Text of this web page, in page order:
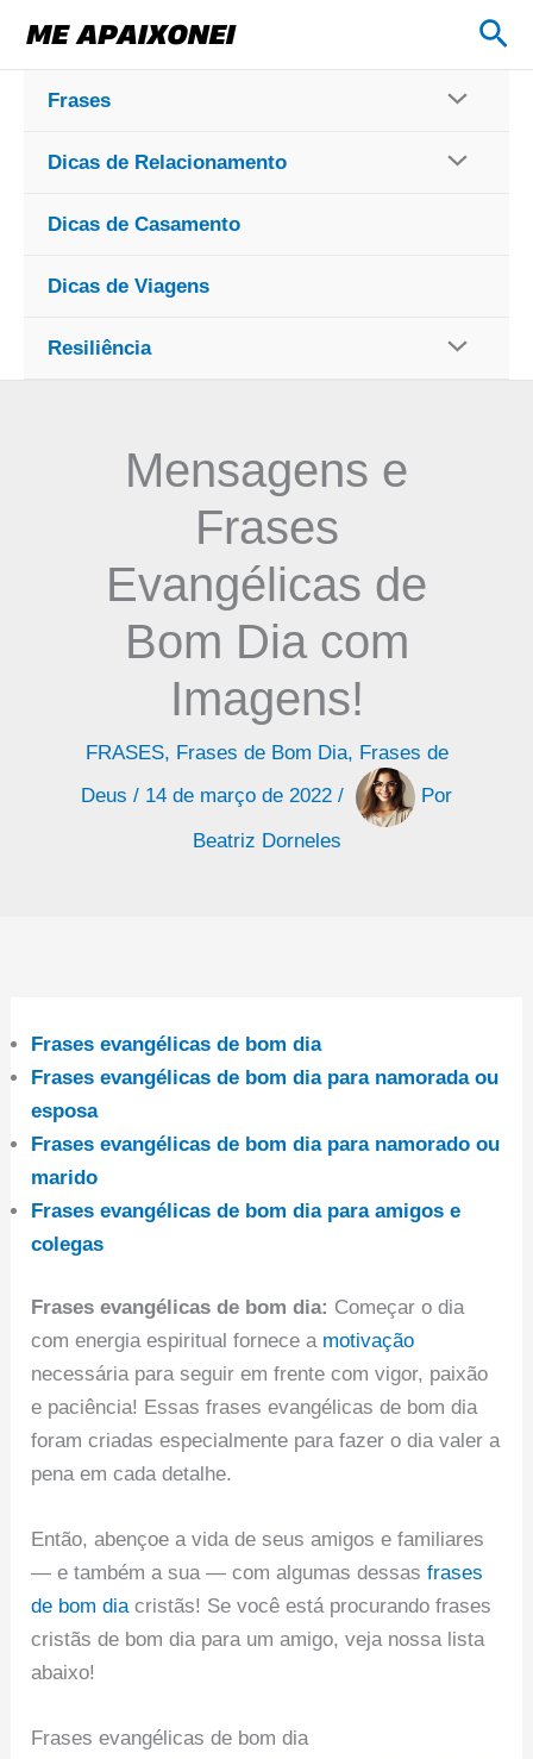
para
conteúdo
Frases
Dicas de Relacionamento
Dicas de Casamento
Dicas de Viagens
Resiliência
Mensagens e
Frases
Evangélicas de
Bom Dia com
Imagens!
FRASES, Frases de Bom Dia, Frases de
Deus / 14 de março de 2022 /
Por
Beatriz Dorneles
Frases evangélicas de bom dia
Frases evangélicas de bom dia para namorada ou
esposa
Frases evangélicas de bom dia para namorado ou
marido
Frases evangélicas de bom dia para amigos e
colegas
Frases evangélicas de bom dia: Começar o dia
com energia espiritual fornece a motivação
necessária para seguir em frente com vigor, paixão
e paciência! Essas frases evangélicas de bom dia
foram criadas especialmente para fazer o dia valer a
pena em cada detalhe.
Então, abençoe a vida de seus amigos e familiares
— e também a sua — com algumas dessasfrases
de bom diacristãs! Se você está procurando frases
cristãs de bom dia para um amigo, veja nossa lista
abaixo!
Frases evangélicas de bom dia